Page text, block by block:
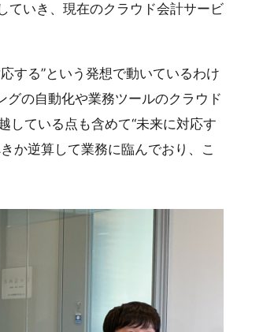
ていき、現在のクラウド会計サービ
する”という発想で動いているわけ
グの自動化や業務ツールのクラウド
している点も含めて“未来に対応す
か逆算して業務に臨んでおり、こ